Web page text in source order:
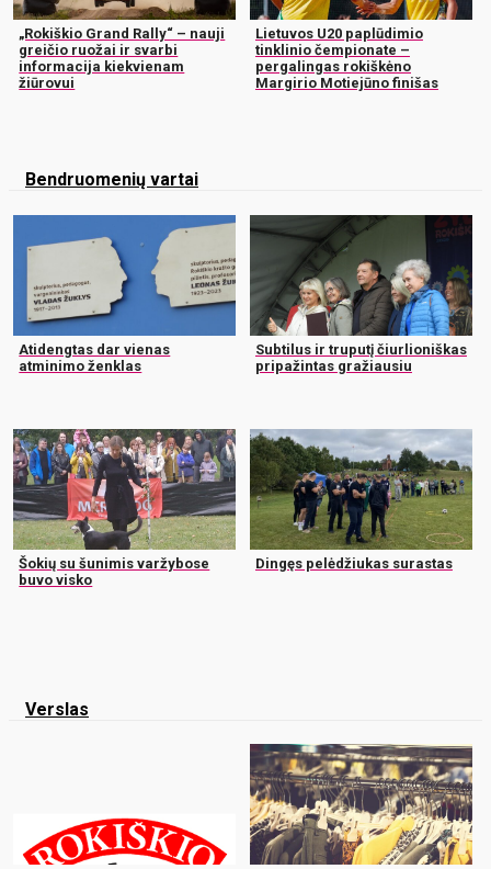
„Rokiškio Grand Rally“ – nauji
greičio ruožai ir svarbi
informacija kiekvienam
žiūrovui
Lietuvos U20 paplūdimio
tinklinio čempionate –
pergalingas rokiškėno
Margirio Motiejūno finišas
Bendruomenių vartai
Atidengtas dar vienas
atminimo ženklas
Subtilus ir truputį čiurlioniškas
pripažintas gražiausiu
Šokių su šunimis varžybose
buvo visko
Dingęs pelėdžiukas surastas
Verslas